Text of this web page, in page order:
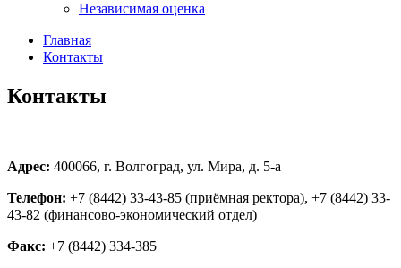
Независимая оценка
Главная
Контакты
Контакты
Адрес: 400066, г. Волгоград, ул. Мира, д. 5-а
Телефон: +7 (8442) 33-43-85 (приёмная ректора), +7 (8442) 33-
43-82 (финансово-экономический отдел)
Факс: +7 (8442) 334-385